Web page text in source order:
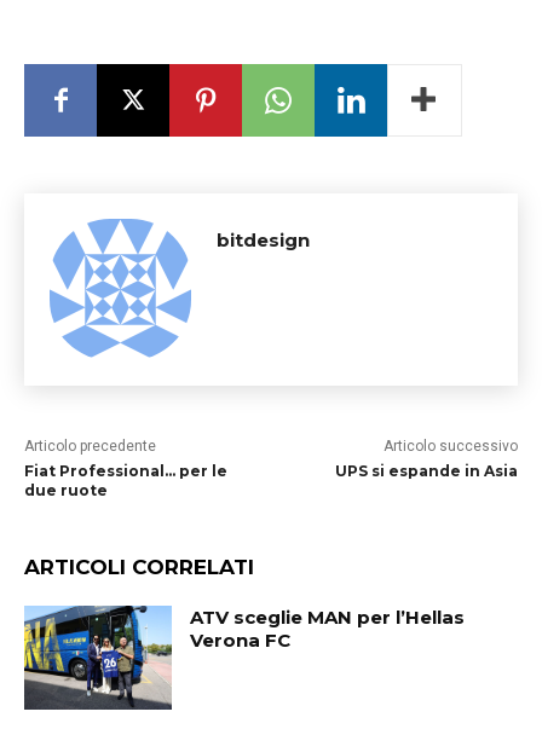
bitdesign
Articolo precedente
Fiat Professional… per le
due ruote
Articolo successivo
UPS si espande in Asia
ARTICOLI CORRELATI
ATV sceglie MAN per l’Hellas
Verona FC